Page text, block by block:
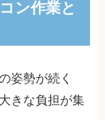
ン作業と
姿勢が続く
きな負担が集